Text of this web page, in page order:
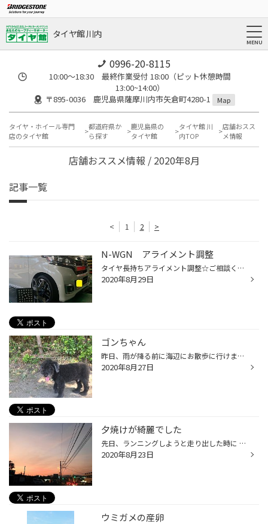
タイヤ館 川内
0996-20-8115
10:00～18:30 最終作業受付 18:00（ピット休憩時間
13:00~14:00）
〒895-0036 鹿児島県薩摩川内市矢倉町4280-1
Map
タイヤ・ホイール専門
店のタイヤ館
都道府県か
ら探す
鹿児島県の
タイヤ館
タイヤ館 川
内TOP
店舗おスス
メ情報
店舗おススメ情報 / 2020年8月
記事一覧
< 1 2 >
N-WGN アライメント調整
タイヤ長持ちアライメント調整☆ご相談くださいませ。
2020年8月29日
ゴンちゃん
昨日、雨が降る前に海辺にお散歩に行けました。 我が家の愛犬ゴンちゃんです。 おじいちゃんになったので、ゆっくり歩くのが精一杯です。 子供の頃は猛スピードで砂浜を駆け回っていました。 おじいちゃんになった今でも海は大好きだそうです(^-^)
2020年8月27日
夕焼けが綺麗でした
先日、ランニングしようと走り出した時に ふと空を見ると、綺麗な夕焼けでした。
2020年8月23日
ウミガメの産卵